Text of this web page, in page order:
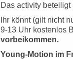
Das activity
Ihr könnt (gilt nicht
9-13 Uhr kostenlos
vorbeikommen.
Young-Motion im